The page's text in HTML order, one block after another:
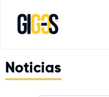
Noticias